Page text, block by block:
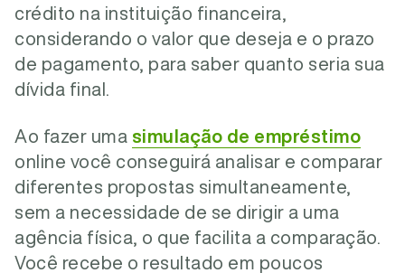
crédito na instituição financeira,
considerando o valor que deseja e o prazo
de pagamento, para saber quanto seria sua
dívida final.
Ao fazer uma simulação de empréstimo
online você conseguirá analisar e comparar
diferentes propostas simultaneamente,
sem a necessidade de se dirigir a uma
agência física, o que facilita a comparação.
Você recebe o resultado em poucos